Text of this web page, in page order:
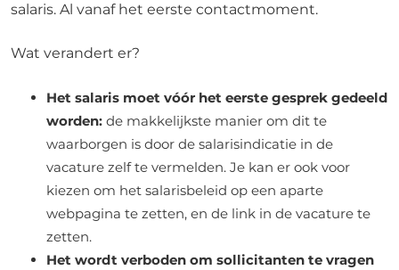
salaris. Al vanaf het eerste contactmoment.
Wat verandert er?
Het salaris moet vóór het eerste gesprek gedeeld
worden: de makkelijkste manier om dit te
waarborgen is door de salarisindicatie in de
vacature zelf te vermelden. Je kan er ook voor
kiezen om het salarisbeleid op een aparte
webpagina te zetten, en de link in de vacature te
zetten.
Het wordt verboden om sollicitanten te vragen